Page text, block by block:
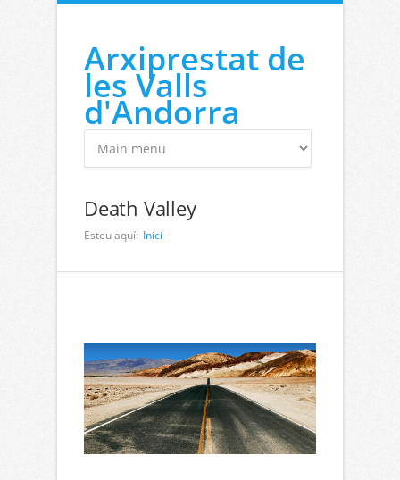
Vés al contingut
Arxiprestat de
les Valls
d'Andorra
Death Valley
Esteu aquí: Inici